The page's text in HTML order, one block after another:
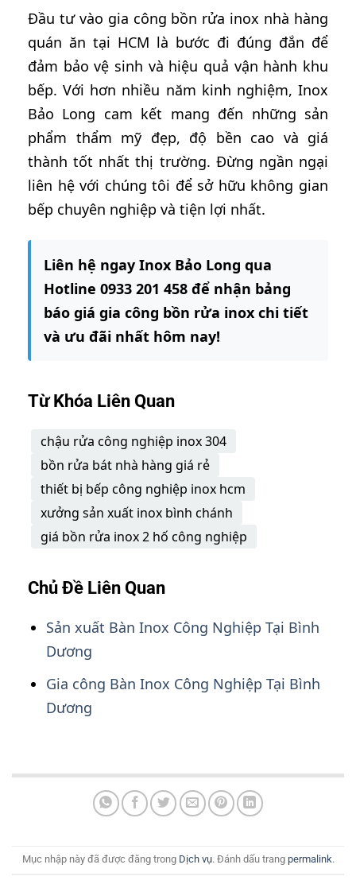
Đầu tư vào gia công bồn rửa inox nhà hàng
quán ăn tại HCM là bước đi đúng đắn để
đảm bảo vệ sinh và hiệu quả vận hành khu
bếp. Với hơn nhiều năm kinh nghiệm, Inox
Bảo Long cam kết mang đến những sản
phẩm thẩm mỹ đẹp, độ bền cao và giá
thành tốt nhất thị trường. Đừng ngần ngại
liên hệ với chúng tôi để sở hữu không gian
bếp chuyên nghiệp và tiện lợi nhất.
Liên hệ ngay Inox Bảo Long qua
Hotline 0933 201 458 để nhận bảng
báo giá gia công bồn rửa inox chi tiết
và ưu đãi nhất hôm nay!
Từ Khóa Liên Quan
chậu rửa công nghiệp inox 304
bồn rửa bát nhà hàng giá rẻ
thiết bị bếp công nghiệp inox hcm
xưởng sản xuất inox bình chánh
giá bồn rửa inox 2 hố công nghiệp
Chủ Đề Liên Quan
Sản xuất Bàn Inox Công Nghiệp Tại Bình
Dương
Gia công Bàn Inox Công Nghiệp Tại Bình
Dương
Mục nhập này đã được đăng trong Dịch vụ. Đánh dấu trang permalink.